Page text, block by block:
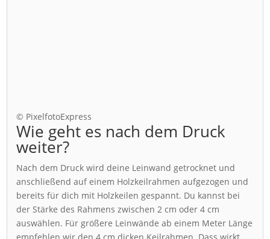
© PixelfotoExpress
Wie geht es nach dem Druck
weiter?
Nach dem Druck wird deine Leinwand getrocknet und
anschließend auf einem Holzkeilrahmen aufgezogen und
bereits für dich mit Holzkeilen gespannt. Du kannst bei
der Stärke des Rahmens zwischen 2 cm oder 4 cm
auswählen. Für größere Leinwände ab einem Meter Länge